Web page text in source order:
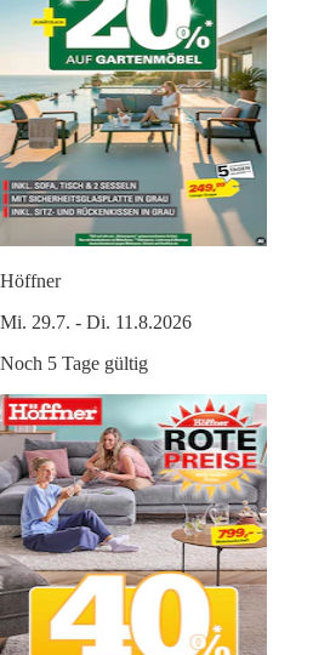
Höffner
Mi. 29.7. - Di. 11.8.2026
Noch 5 Tage gültig